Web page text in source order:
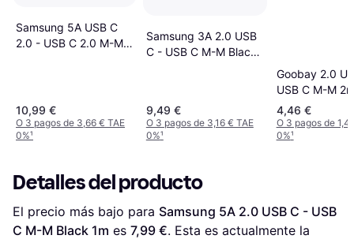
Samsung 5A USB C
2.0 - USB C 2.0 M-M
10,99 €
O 3 pagos de 3,66 € TAE
0%¹
Samsung 3A 2.0 USB
C - USB C M-M Black
9,49 €
O 3 pagos de 3,16 € TAE
0%¹
Goobay 2.0
USB C M-M
4,46 €
O 3 pagos de
0%¹
Detalles del producto
El precio más bajo para Samsung 5A 2.0 USB C - USB
C M-M Black 1m es 7,99 €. Esta es actualmente la